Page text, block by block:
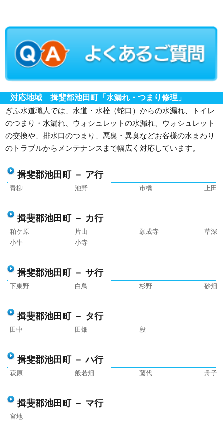
対応地域 揖斐郡池田町「水漏れ・つまり修理」
ぎふ水道職人では、水道・水栓（蛇口）からの水漏れ、トイレ
のつまり・水漏れ、ウォシュレットの水漏れ、ウォシュレット
の交換や、排水口のつまり、悪臭・異臭などお客様の水まわり
のトラブルからメンテナンスまで幅広く対応しています。
揖斐郡池田町 － ア行
青柳 池野 市橋 上田
揖斐郡池田町 － カ行
粕ケ原 片山 願成寺
草深
小牛
小寺
揖斐郡池田町 － サ行
下東野 白鳥 杉野 砂畑
揖斐郡池田町 － タ行
田中 田畑 段
揖斐郡池田町 － ハ行
萩原 般若畑 藤代 舟子
揖斐郡池田町 － マ行
宮地